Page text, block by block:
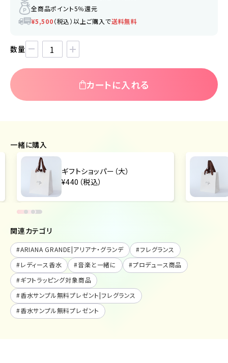
全商品ポイント5％還元
¥5,500（税込）以上ご購入で送料無料
数量
カートに入れる
一緒に購入
ギフトショッパー（大）
¥440（税込）
関連カテゴリ
#ARIANA GRANDE|アリアナ・グランデ #フレグランス
#レディース香水 #音楽と一緒に #プロデュース商品
#ギフトラッピング対象商品
#香水サンプル無料プレゼント|フレグランス
#香水サンプル無料プレゼント